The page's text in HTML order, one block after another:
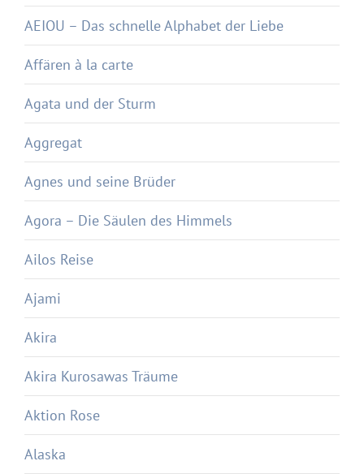
AEIOU – Das schnelle Alphabet der Liebe
Affären à la carte
Agata und der Sturm
Aggregat
Agnes und seine Brüder
Agora – Die Säulen des Himmels
Ailos Reise
Ajami
Akira
Akira Kurosawas Träume
Aktion Rose
Alaska